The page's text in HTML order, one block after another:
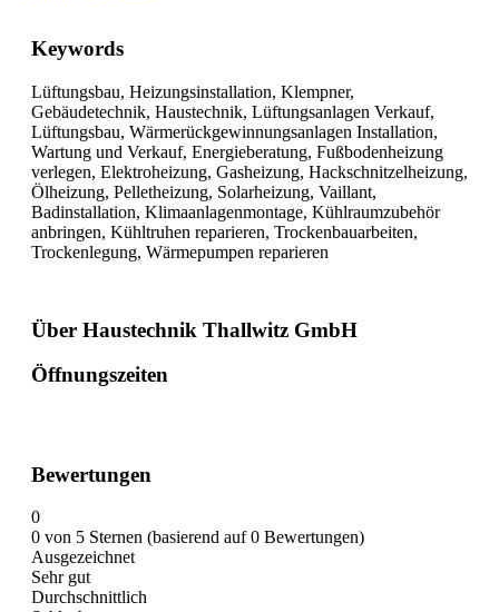
Keywords
Lüftungsbau, Heizungsinstallation, Klempner,
Gebäudetechnik, Haustechnik, Lüftungsanlagen Verkauf,
Lüftungsbau, Wärmerückgewinnungsanlagen Installation,
Wartung und Verkauf, Energieberatung, Fußbodenheizung
verlegen, Elektroheizung, Gasheizung, Hackschnitzelheizung,
Ölheizung, Pelletheizung, Solarheizung, Vaillant,
Badinstallation, Klimaanlagenmontage, Kühlraumzubehör
anbringen, Kühltruhen reparieren, Trockenbauarbeiten,
Trockenlegung, Wärmepumpen reparieren
Über Haustechnik Thallwitz GmbH
Öffnungszeiten
Bewertungen
0
0 von 5 Sternen (basierend auf 0 Bewertungen)
Ausgezeichnet
Sehr gut
Durchschnittlich